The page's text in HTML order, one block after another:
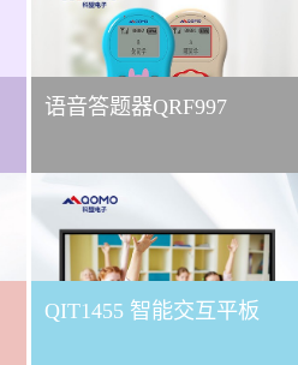
语音答题器QRF997
QIT1455 智能交互平板